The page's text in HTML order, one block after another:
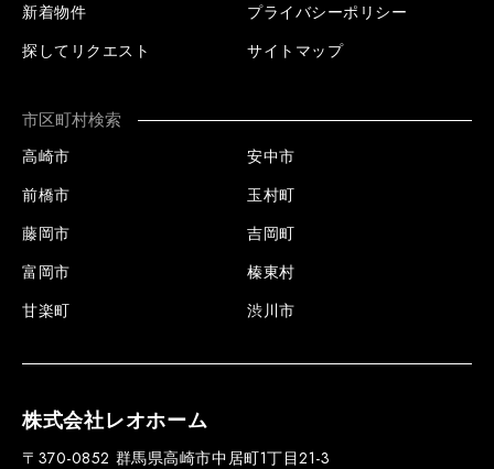
新着物件
探してリクエスト
プライバシーポリシー
サイトマップ
市区町村検索
高崎市
前橋市
藤岡市
富岡市
甘楽町
安中市
玉村町
吉岡町
榛東村
渋川市
株式会社レオホーム
〒370-0852 群馬県高崎市中居町1丁目21-3